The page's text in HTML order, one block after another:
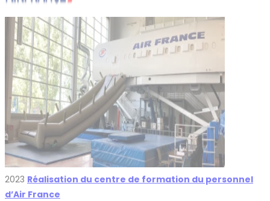
2023 Réalisation du centre de formation du personnel
d’Air France